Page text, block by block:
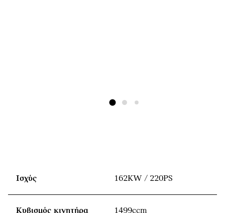
Ισχύς 162KW / 220PS
Κυβισμός κινητήρα 1499ccm